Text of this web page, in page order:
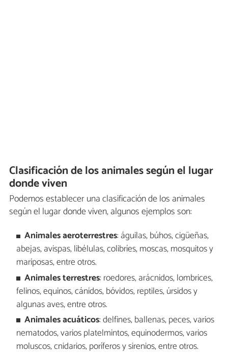
Clasificación de los animales según el lugar
donde viven
Podemos establecer una clasificación de los animales
según el lugar donde viven, algunos ejemplos son:
Animales aeroterrestres: águilas, búhos, cigüeñas,
abejas, avispas, libélulas, colibríes, moscas, mosquitos y
mariposas, entre otros.
Animales terrestres: roedores, arácnidos, lombrices,
felinos, equinos, cánidos, bóvidos, reptiles, úrsidos y
algunas aves, entre otros.
Animales acuáticos: delfines, ballenas, peces, varios
nematodos, varios platelmintos, equinodermos, varios
moluscos, cnidarios, poríferos y sirenios, entre otros.